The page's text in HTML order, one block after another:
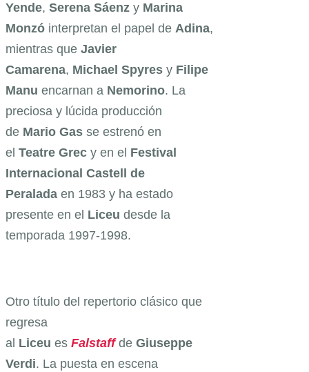
Yende, Serena Sáenz y Marina
Monzó interpretan el papel de Adina,
mientras que Javier
Camarena, Michael Spyres y Filipe
Manu encarnan a Nemorino. La
preciosa y lúcida producción
de Mario Gas se estrenó en
el Teatre Grec y en el Festival
Internacional Castell de
Peralada en 1983 y ha estado
presente en el Liceu desde la
temporada 1997-1998.
Otro título del repertorio clásico que
regresa
al Liceu es Falstaffde Giuseppe
Verdi. La puesta en escena